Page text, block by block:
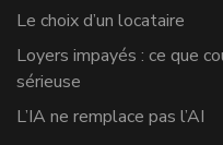
Le choix d’un locataire
Loyers impayés : ce que
sérieuse
L’IA ne remplace pas l’AI